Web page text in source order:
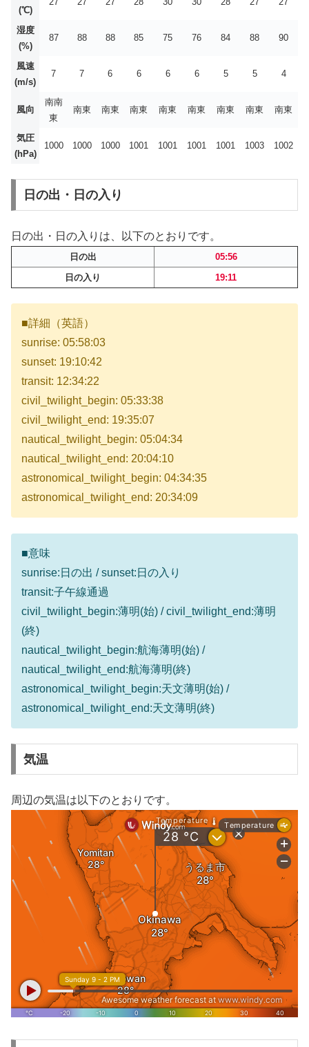
(℃)
湿度
(%)
87 88 88 85 75 76 84 88 90
風速
(m/s)
7 7 6 6 6 6 5 5 4
風向
南南
東
南東 南東 南東 南東 南東 南東 南東 南東
気圧
(hPa)
1000 1000 1000 1001 1001 1001 1001 1003 1002
日の出・日の入り
日の出・日の入りは、以下のとおりです。
日の出
05:56
日の入り
19:11
■詳細（英語）
sunrise: 05:58:03
sunset: 19:10:42
transit: 12:34:22
civil_twilight_begin: 05:33:38
civil_twilight_end: 19:35:07
nautical_twilight_begin: 05:04:34
nautical_twilight_end: 20:04:10
astronomical_twilight_begin: 04:34:35
astronomical_twilight_end: 20:34:09
■意味
sunrise:日の出 / sunset:日の入り
transit:子午線通過
civil_twilight_begin:薄明(始) / civil_twilight_end:薄明
(終)
nautical_twilight_begin:航海薄明(始) /
nautical_twilight_end:航海薄明(終)
astronomical_twilight_begin:天文薄明(始) /
astronomical_twilight_end:天文薄明(終)
気温
周辺の気温は以下のとおりです。